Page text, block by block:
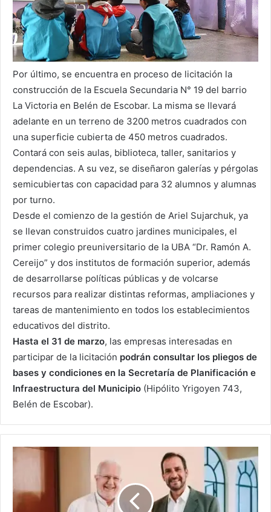
Por último, se encuentra en proceso de licitación la
construcción de la Escuela Secundaria N° 19 del barrio
La Victoria en Belén de Escobar. La misma se llevará
adelante en un terreno de 3200 metros cuadrados con
una superficie cubierta de 450 metros cuadrados.
Contará con seis aulas, biblioteca, taller, sanitarios y
dependencias. A su vez, se diseñaron galerías y pérgolas
semicubiertas con capacidad para 32 alumnos y alumnas
por turno.
Desde el comienzo de la gestión de Ariel Sujarchuk, ya
se llevan construidos cuatro jardines municipales, el
primer colegio preuniversitario de la UBA “Dr. Ramón A.
Cereijo” y dos institutos de formación superior, además
de desarrollarse políticas públicas y de volcarse
recursos para realizar distintas reformas, ampliaciones y
tareas de mantenimiento en todos los establecimientos
educativos del distrito.
Hasta el 31 de marzo, las empresas interesadas en
participar de la licitación podrán consultar los pliegos de
bases y condiciones en la Secretaría de Planificación e
Infraestructura del Municipio (Hipólito Yrigoyen 743,
Belén de Escobar).